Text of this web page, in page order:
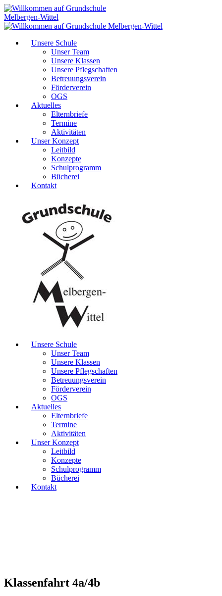
Unsere Schule
Unser Team
Unsere Klassen
Unsere Pflegschaften
Betreuungsverein
Förderverein
OGS
Aktuelles
Elternbriefe
Termine
Aktivitäten
Unser Konzept
Leitbild
Konzepte
Schulprogramm
Bücherei
Kontakt
Unsere Schule
Unser Team
Unsere Klassen
Unsere Pflegschaften
Betreuungsverein
Förderverein
OGS
Aktuelles
Elternbriefe
Termine
Aktivitäten
Unser Konzept
Leitbild
Konzepte
Schulprogramm
Bücherei
Kontakt
Klassenfahrt 4a/4b